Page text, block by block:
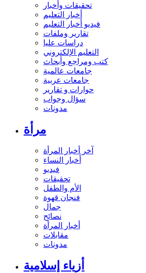
تحقيقات وأخبار
أخبار التعليم
فيديو أخبار التعليم
تقارير وملفات
دراسات عليا
التعليم الإلكتروني
كتب ومراجع وأبحاث
جامعات عالمية
جامعات عربية
حوارات و تقارير
سؤال وجواب
مدونات
مرأة
آخر أخبار المرأة
أخبار النساء
فيديو
تحقيقات
الأم والطفل
فنجان قهوة
جمال
نصائح
أخبار المرأة
مقابلات
مدونات
أزياء إسلامية